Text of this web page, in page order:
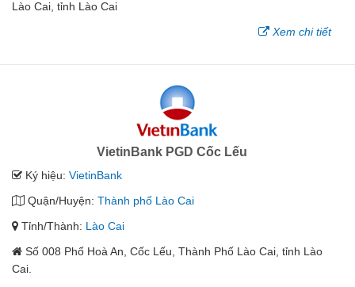
Lào Cai, tỉnh Lào Cai
Xem chi tiết
VietinBank PGD Cốc Lếu
Ký hiệu: VietinBank
Quận/Huyện: Thành phố Lào Cai
Tỉnh/Thành: Lào Cai
Số 008 Phố Hoà An, Cốc Lếu, Thành Phố Lào Cai, tỉnh Lào
Cai.